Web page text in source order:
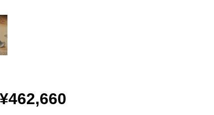
¥462,660